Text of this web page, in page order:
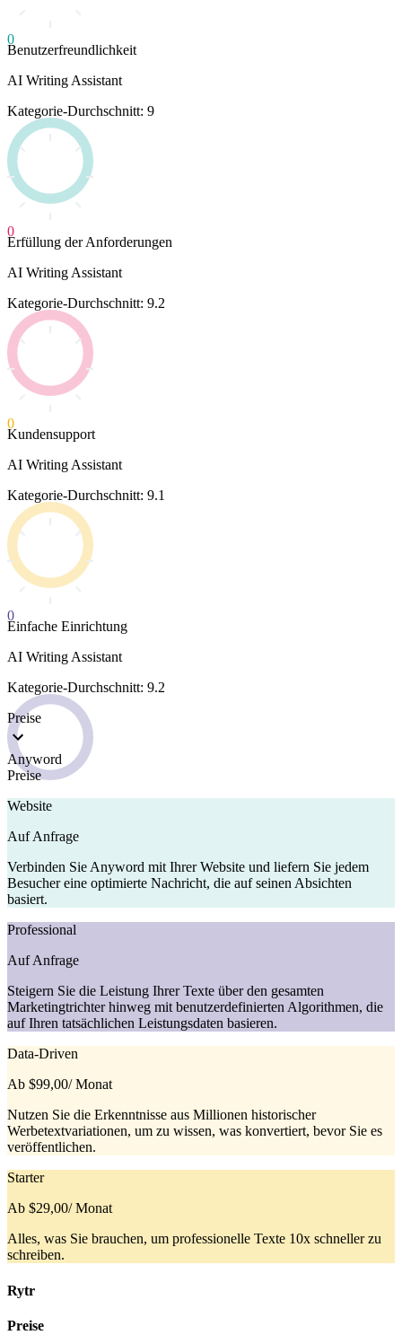
0
Benutzerfreundlichkeit
AI Writing Assistant
Kategorie-Durchschnitt: 9
0
Erfüllung der Anforderungen
AI Writing Assistant
Kategorie-Durchschnitt: 9.2
0
Kundensupport
AI Writing Assistant
Kategorie-Durchschnitt: 9.1
0
Einfache Einrichtung
AI Writing Assistant
Kategorie-Durchschnitt: 9.2
Preise
Anyword
Preise
Website
Auf Anfrage
Verbinden Sie Anyword mit Ihrer Website und liefern Sie jedem
Besucher eine optimierte Nachricht, die auf seinen Absichten
basiert.
Professional
Auf Anfrage
Steigern Sie die Leistung Ihrer Texte über den gesamten
Marketingtrichter hinweg mit benutzerdefinierten Algorithmen, die
auf Ihren tatsächlichen Leistungsdaten basieren.
Data-Driven
Ab $99,00/ Monat
Nutzen Sie die Erkenntnisse aus Millionen historischer
Werbetextvariationen, um zu wissen, was konvertiert, bevor Sie es
veröffentlichen.
Starter
Ab $29,00/ Monat
Alles, was Sie brauchen, um professionelle Texte 10x schneller zu
schreiben.
Rytr
Preise